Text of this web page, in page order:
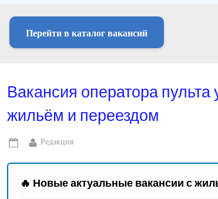
Перейти в каталог вакансий
Вакансия оператора
жильём и переездом
Posted
on
By
Редакция
🔥 Новые актуальные вакансии с